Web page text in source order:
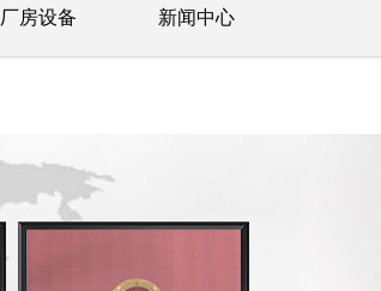
厂房设备 新闻中心